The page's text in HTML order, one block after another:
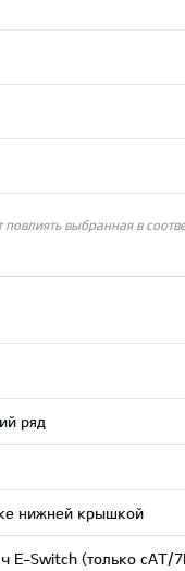
выбранная в
ряд
нижней крышкой
E-Switch (только сAT/